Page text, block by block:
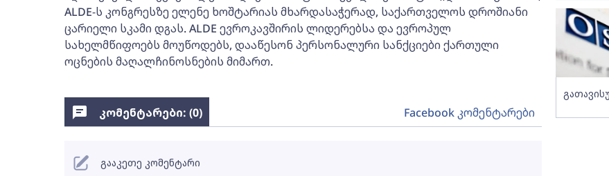
ALDE-ს კონგრესზე ელენე ხოშტარიას მხარდასაჭერად, საქართველოს დროშიანი
ცარიელი სკამი დგას. ALDE ევროკავშირის ლიდერებსა და ევროპულ
სახელმწიფოებს მოუწოდებს, დააწესონ პერსონალური სანქციები ქართული
ოცნების მაღალჩინოსნების მიმართ.
კომენტარები: (0) Facebook კომენტარები
გააკეთე კომენტარი